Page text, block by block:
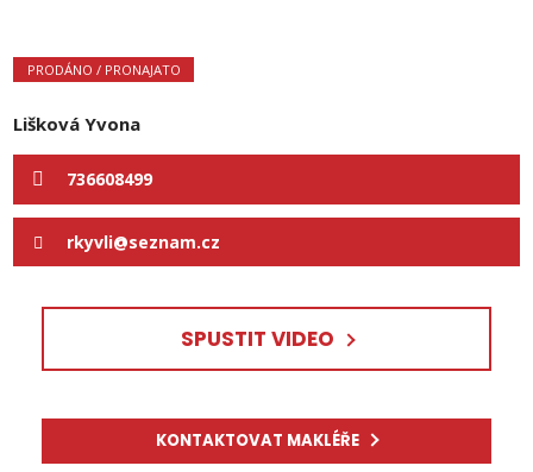
PRODÁNO / PRONAJATO
Lišková Yvona
736608499
rkyvli@seznam.cz
SPUSTIT VIDEO
KONTAKTOVAT MAKLÉŘE